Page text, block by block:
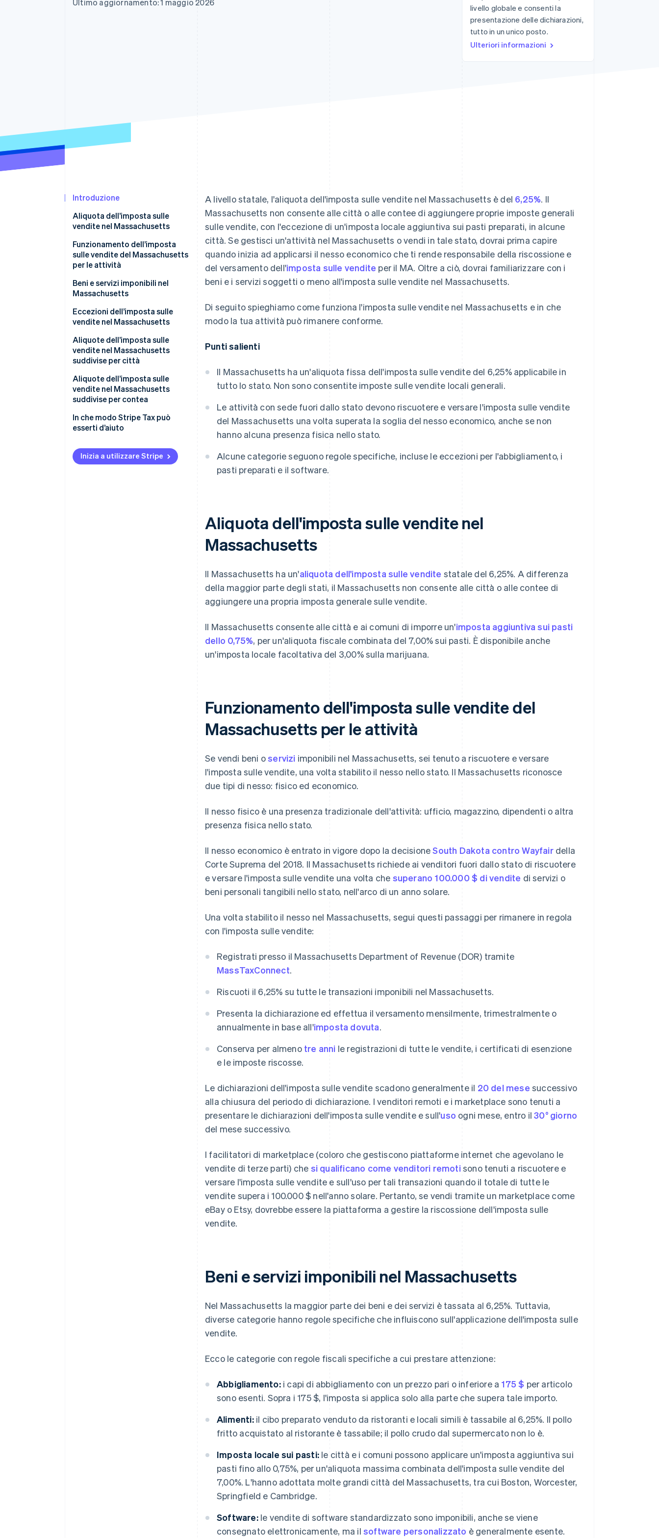
Stripe Sessions 2026
Scopri come Stripe sta
costruendo
l'infrastruttura
Ultimo aggiornamento: 1 maggio 2026
livello globale e consenti la
presentazione delle dichiarazioni,
tutto in un unico posto.
Ulteriori informazioni
Introduzione
Aliquota dell’imposta sulle
vendite nel Massachusetts
Funzionamento dell’imposta
sulle vendite del Massachusetts
per le attività
Beni e servizi imponibili nel
Massachusetts
Eccezioni dell’imposta sulle
vendite nel Massachusetts
Aliquote dell’imposta sulle
vendite nel Massachusetts
suddivise per città
Aliquote dell’imposta sulle
vendite nel Massachusetts
suddivise per contea
In che modo Stripe Tax può
esserti d’aiuto
Inizia a utilizzare Stripe
A livello statale, l'aliquota dell'imposta sulle vendite nel Massachusetts è del 6,25%. Il
Massachusetts non consente alle città o alle contee di aggiungere proprie imposte generali
sulle vendite, con l'eccezione di un'imposta locale aggiuntiva sui pasti preparati, in alcune
città. Se gestisci un'attività nel Massachusetts o vendi in tale stato, dovrai prima capire
quando inizia ad applicarsi il nesso economico che ti rende responsabile della riscossione e
del versamento dell'imposta sulle vendite per il MA. Oltre a ciò, dovrai familiarizzare con i
beni e i servizi soggetti o meno all'imposta sulle vendite nel Massachusetts.
Di seguito spieghiamo come funziona l'imposta sulle vendite nel Massachusetts e in che
modo la tua attività può rimanere conforme.
Punti salienti
Il Massachusetts ha un'aliquota fissa dell'imposta sulle vendite del 6,25% applicabile in
tutto lo stato. Non sono consentite imposte sulle vendite locali generali.
Le attività con sede fuori dallo stato devono riscuotere e versare l'imposta sulle vendite
del Massachusetts una volta superata la soglia del nesso economico, anche se non
hanno alcuna presenza fisica nello stato.
Alcune categorie seguono regole specifiche, incluse le eccezioni per l'abbigliamento, i
pasti preparati e il software.
Aliquota dell'imposta sulle vendite nel
Massachusetts
Il Massachusetts ha un'aliquota dell'imposta sulle vendite statale del 6,25%. A differenza
della maggior parte degli stati, il Massachusetts non consente alle città o alle contee di
aggiungere una propria imposta generale sulle vendite.
Il Massachusetts consente alle città e ai comuni di imporre un'imposta aggiuntiva sui pasti
dello 0,75%, per un'aliquota fiscale combinata del 7,00% sui pasti. È disponibile anche
un'imposta locale facoltativa del 3,00% sulla marijuana.
Funzionamento dell'imposta sulle vendite del
Massachusetts per le attività
Se vendi beni oservizi imponibili nel Massachusetts, sei tenuto a riscuotere e versare
l'imposta sulle vendite, una volta stabilito il nesso nello stato. Il Massachusetts riconosce
due tipi di nesso: fisico ed economico.
Il nesso fisico è una presenza tradizionale dell'attività: ufficio, magazzino, dipendenti o altra
presenza fisica nello stato.
Il nesso economico è entrato in vigore dopo la decisioneSouth Dakota contro Wayfairdella
Corte Suprema del 2018. Il Massachusetts richiede ai venditori fuori dallo stato di riscuotere
e versare l'imposta sulle vendite una volta che superano 100.000 $ di vendite di servizi o
beni personali tangibili nello stato, nell'arco di un anno solare.
Una volta stabilito il nesso nel Massachusetts, segui questi passaggi per rimanere in regola
con l'imposta sulle vendite:
Registrati presso il Massachusetts Department of Revenue (DOR) tramite
MassTaxConnect.
Riscuoti il 6,25% su tutte le transazioni imponibili nel Massachusetts.
Presenta la dichiarazione ed effettua il versamento mensilmente, trimestralmente o
annualmente in base all'imposta dovuta.
Conserva per almeno tre anni le registrazioni di tutte le vendite, i certificati di esenzione
e le imposte riscosse.
Le dichiarazioni dell'imposta sulle vendite scadono generalmente il 20 del mese successivo
alla chiusura del periodo di dichiarazione. I venditori remoti e i marketplace sono tenuti a
presentare le dichiarazioni dell'imposta sulle vendite e sull'uso ogni mese, entro il30° giorno
del mese successivo.
I facilitatori di marketplace (coloro che gestiscono piattaforme internet che agevolano le
vendite di terze parti) che si qualificano come venditori remoti sono tenuti a riscuotere e
versare l'imposta sulle vendite e sull'uso per tali transazioni quando il totale di tutte le
vendite supera i 100.000 $ nell'anno solare. Pertanto, se vendi tramite un marketplace come
eBay o Etsy, dovrebbe essere la piattaforma a gestire la riscossione dell'imposta sulle
vendite.
Beni e servizi imponibili nel Massachusetts
Nel Massachusetts la maggior parte dei beni e dei servizi è tassata al 6,25%. Tuttavia,
diverse categorie hanno regole specifiche che influiscono sull'applicazione dell'imposta sulle
vendite.
Ecco le categorie con regole fiscali specifiche a cui prestare attenzione:
Abbigliamento:i capi di abbigliamento con un prezzo pari o inferiore a 175 $ per articolo
sono esenti. Sopra i 175 $, l'imposta si applica solo alla parte che supera tale importo.
Alimenti:il cibo preparato venduto da ristoranti e locali simili è tassabile al 6,25%. Il pollo
fritto acquistato al ristorante è tassabile; il pollo crudo dal supermercato non lo è.
Imposta locale sui pasti: le città e i comuni possono applicare un'imposta aggiuntiva sui
pasti fino allo 0,75%, per un'aliquota massima combinata dell'imposta sulle vendite del
7,00%. L'hanno adottata molte grandi città del Massachusetts, tra cui Boston, Worcester,
Springfield e Cambridge.
Software:le vendite di software standardizzato sono imponibili, anche se viene
consegnato elettronicamente, ma il software personalizzato è generalmente esente.